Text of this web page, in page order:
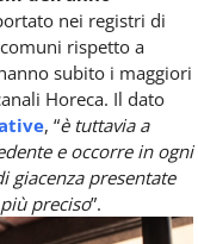
nei registri di
rispetto a
subito i maggiori
Horeca. Il dato
, “è tuttavia a
e occorre in ogni
giacenza presentate
preciso”.